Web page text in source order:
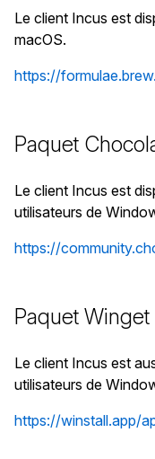
Le client Incus est
macOS.
https://
Paquet
Le client Incus est
utilisateurs de
https://
Paquet
Le client Incus est
utilisateurs de
https://winstall.app/